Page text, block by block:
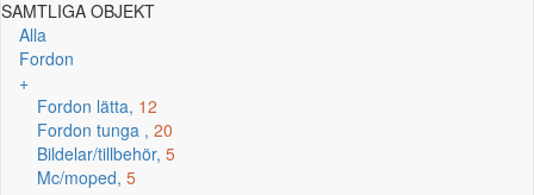
SAMTLIGA OBJEKT
Alla
Fordon
+
Fordon lätta, 12
Fordon tunga , 20
Bildelar/tillbehör, 5
Mc/moped, 5